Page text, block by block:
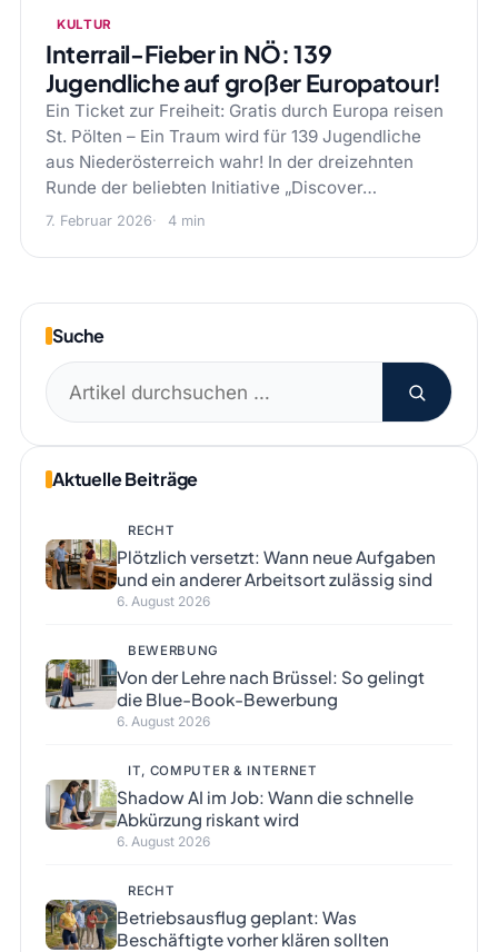
KULTUR
Interrail-Fieber in NÖ: 139
Jugendliche auf großer Europatour!
Ein Ticket zur Freiheit: Gratis durch Europa reisen
St. Pölten – Ein Traum wird für 139 Jugendliche
aus Niederösterreich wahr! In der dreizehnten
Runde der beliebten Initiative „Discover…
7. Februar 2026 4 min
Suche
Suchen
nach:
Aktuelle Beiträge
RECHT
Plötzlich versetzt: Wann neue Aufgaben
und ein anderer Arbeitsort zulässig sind
6. August 2026
BEWERBUNG
Von der Lehre nach Brüssel: So gelingt
die Blue-Book-Bewerbung
6. August 2026
IT, COMPUTER & INTERNET
Shadow AI im Job: Wann die schnelle
Abkürzung riskant wird
6. August 2026
RECHT
Betriebsausflug geplant: Was
Beschäftigte vorher klären sollten